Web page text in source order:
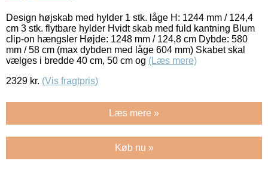
Design højskab med hylder 1 stk. låge H: 1244 mm / 124,4
cm 3 stk. flytbare hylder Hvidt skab med fuld kantning Blum
clip-on hængsler Højde: 1248 mm / 124,8 cm Dybde: 580
mm / 58 cm (max dybden med låge 604 mm) Skabet skal
vælges i bredde 40 cm, 50 cm og (Læs mere)
2329 kr. (Vis fragtpris)
Læs mere »
Køb nu »